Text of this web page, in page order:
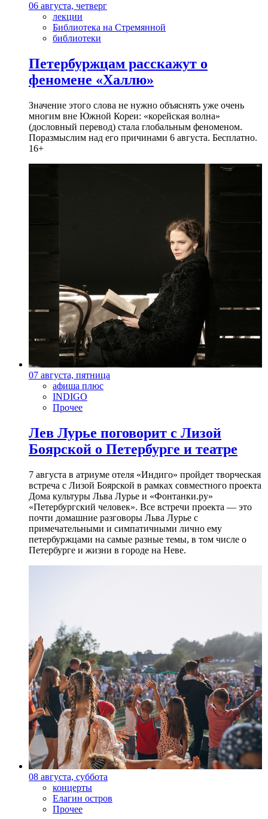
06 августа, четверг
лекции
Библиотека на Стремянной
библиотеки
Петербуржцам расскажут о
феномене «Халлю»
Значение этого слова не нужно объяснять уже очень
многим вне Южной Кореи: «корейская волна»
(дословный перевод) стала глобальным феноменом.
Поразмыслим над его причинами 6 августа. Бесплатно.
16+
07 августа, пятница
афиша плюс
INDIGO
Прочее
Лев Лурье поговорит с Лизой
Боярской о Петербурге и театре
7 августа в атриуме отеля «Индиго» пройдет творческая
встреча с Лизой Боярской в рамках совместного проекта
Дома культуры Льва Лурье и «Фонтанки.ру»
«Петербургский человек». Все встречи проекта — это
почти домашние разговоры Льва Лурье с
примечательными и симпатичными лично ему
петербуржцами на самые разные темы, в том числе о
Петербурге и жизни в городе на Неве.
08 августа, суббота
концерты
Елагин остров
Прочее